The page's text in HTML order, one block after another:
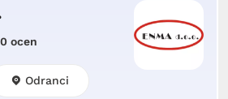
0 ocen
Odranci